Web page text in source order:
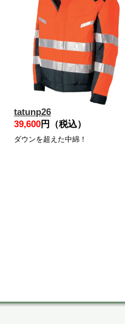
tatunp26
39,600円（税込）
ダウンを超えた中綿！